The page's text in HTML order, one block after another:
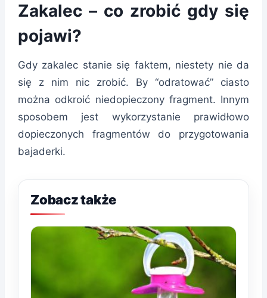
Zakalec – co zrobić gdy się
pojawi?
Gdy zakalec stanie się faktem, niestety nie da
się z nim nic zrobić. By “odratować” ciasto
można odkroić niedopieczony fragment. Innym
sposobem jest wykorzystanie prawidłowo
dopieczonych fragmentów do przygotowania
bajaderki.
Zobacz także